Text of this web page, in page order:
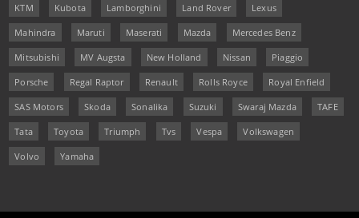
KTM Kubota Lamborghini Land Rover Lexus
Mahindra Maruti Maserati Mazda Mercedes Benz
Mitsubishi MV Augsta New Holland Nissan Piaggio
Porsche Regal Raptor Renault Rolls Royce Royal Enfield
SAS Motors Skoda Sonalika Suzuki Swaraj Mazda TAFE
Tata Toyota Triumph Tvs Vespa Volkswagen
Volvo Yamaha